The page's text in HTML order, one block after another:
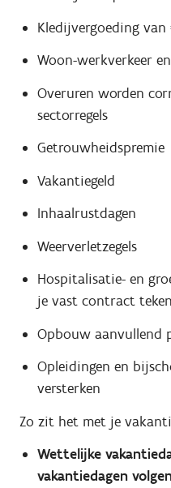
Kledijvergoeding
Woon-werkverkeer
Overuren worden
sectorregels
Getrouwheidspremie
Vakantiegeld
Inhaalrustdagen
Weerverletzegels
Hospitalisatie- en
je vast contract
Opbouw aanvullend
Opleidingen en
versterken
Zo zit het met je
Wettelijke
vakantiedagen